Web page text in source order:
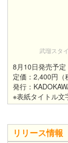
武瑠スタ
8月10日発売予定
定価：2,400円（
発行：
※表紙タイトル文
リリース情報